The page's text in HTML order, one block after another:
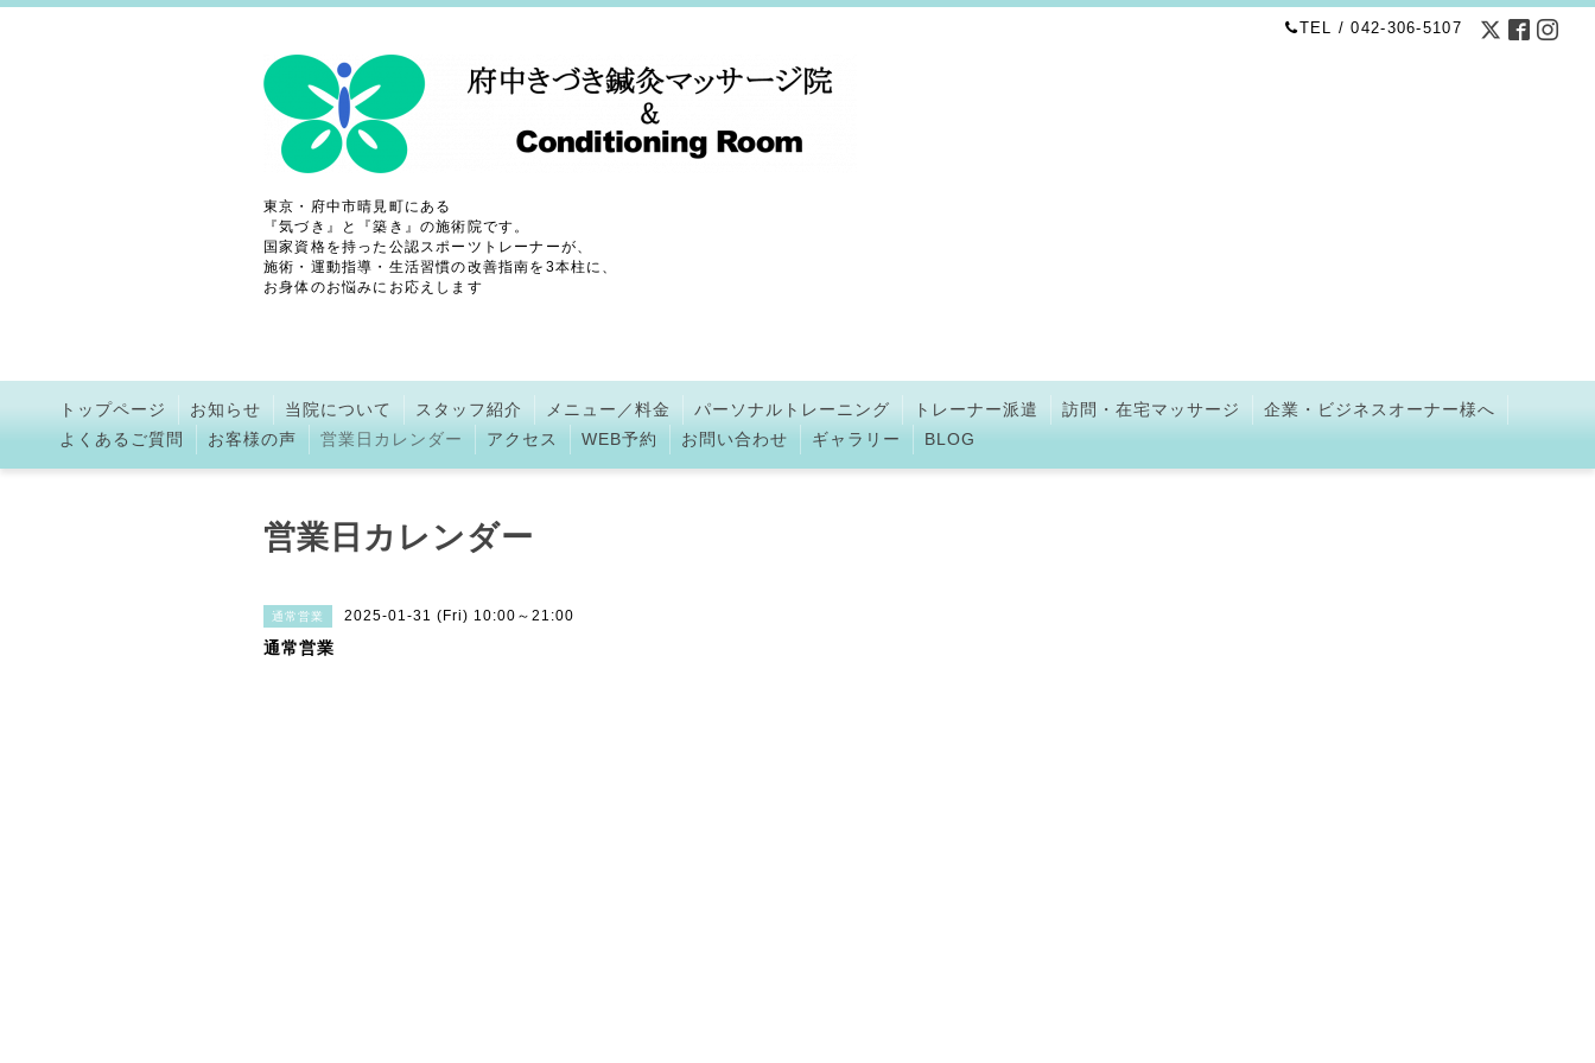
TEL / 042-306-5107
東京・府中市晴見町にある
『気づき』と『築き』の施術院です。
国家資格を持った公認スポーツトレーナーが、
施術・運動指導・生活習慣の改善指南を3本柱に、
お身体のお悩みにお応えします
トップページ お知らせ 当院について スタッフ紹介 メニュー／料金 パーソナルトレーニング トレーナー派遣 訪問・在宅マッサージ
企業・ビジネスオーナー様へ
よくあるご質問
お客様の声 営業日カレンダー アクセス WEB予約 お問い合わせ ギャラリー BLOG
営業日カレンダー
通常営業 2025-01-31 (Fri) 10:00～21:00
通常営業